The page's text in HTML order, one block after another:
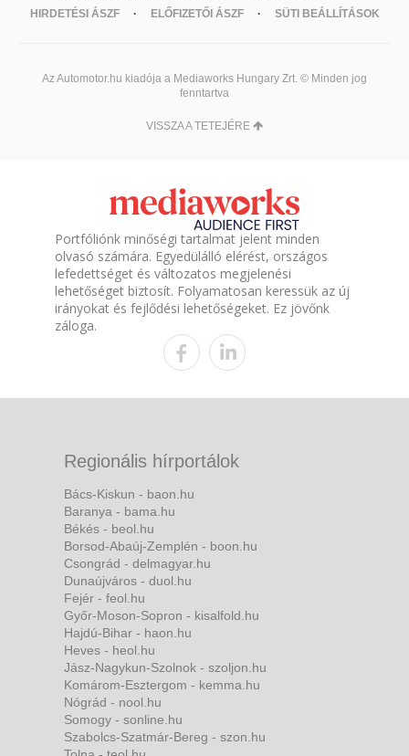
HIRDETÉSI ÁSZF
ELŐFIZETŐI ÁSZF SÜTI BEÁLLÍTÁSOK
Az Automotor.hu kiadója a Mediaworks Hungary Zrt. © Minden jog
fenntartva
VISSZA A TETEJÉRE
Portfóliónk minőségi tartalmat jelent minden
olvasó számára. Egyedülálló elérést, országos
lefedettséget és változatos megjelenési
lehetőséget biztosít. Folyamatosan keressük az új
irányokat és fejlődési lehetőségeket. Ez jövőnk
záloga.
Regionális hírportálok
Bács-Kiskun - baon.hu
Baranya - bama.hu
Békés - beol.hu
Borsod-Abaúj-Zemplén - boon.hu
Csongrád - delmagyar.hu
Dunaújváros - duol.hu
Fejér - feol.hu
Győr-Moson-Sopron - kisalfold.hu
Hajdú-Bihar - haon.hu
Heves - heol.hu
Jász-Nagykun-Szolnok - szoljon.hu
Komárom-Esztergom - kemma.hu
Nógrád - nool.hu
Somogy - sonline.hu
Szabolcs-Szatmár-Bereg - szon.hu